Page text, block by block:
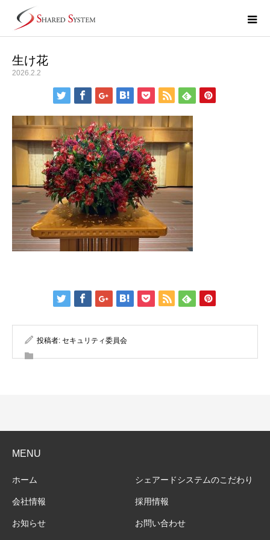
生け花
2026.2.2
投稿者: セキュリティ委員会
MENU
ホーム シェアードシステムのこだわり
会社情報 採用情報
お知らせ お問い合わせ